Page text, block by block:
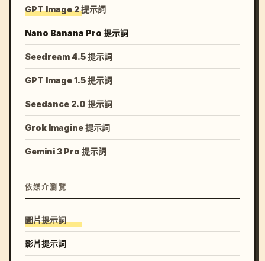
GPT Image 2 提示詞
Nano Banana Pro 提示詞
Seedream 4.5 提示詞
GPT Image 1.5 提示詞
Seedance 2.0 提示詞
Grok Imagine 提示詞
Gemini 3 Pro 提示詞
依媒介瀏覽
圖片提示詞
影片提示詞